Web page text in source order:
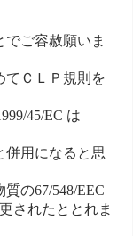
ご容赦願いま
ＣＬＰ規則を
45/EC は
併用になると思
の67/548/EEC
されたととれま